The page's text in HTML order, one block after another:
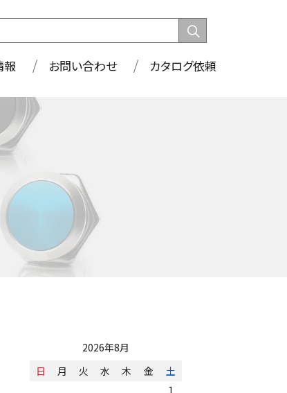
報 お問い合わせ カタログ依頼
2026年8月
日
月 火 水 木 金
土
1